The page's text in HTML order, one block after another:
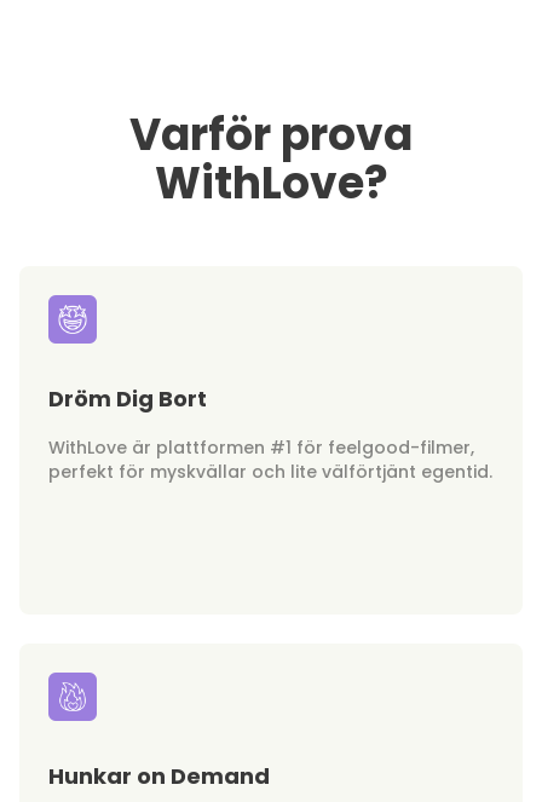
Varför prova
WithLove?
Dröm Dig Bort
WithLove är plattformen #1 för feelgood-filmer,
perfekt för myskvällar och lite välförtjänt egentid.
Hunkar on Demand